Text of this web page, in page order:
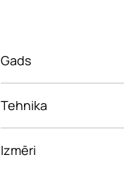
Gads
Tehnika
Izmēri